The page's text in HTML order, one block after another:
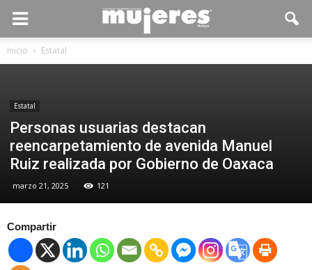
Inicio Estatal
Estatal
Personas usuarias destacan
reencarpetamiento de avenida Manuel
Ruiz realizada por Gobierno de Oaxaca
marzo 21, 2025 121
Compartir